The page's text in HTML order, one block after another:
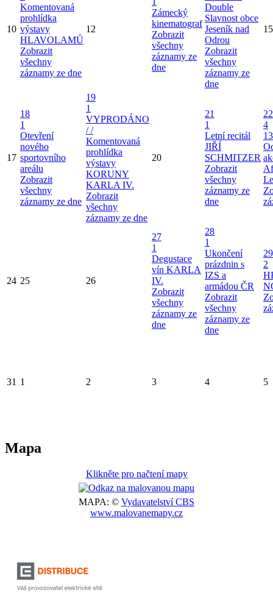
10
Komentovaná
prohlídka
výstavy
HLAVOLAMŮ
Zobrazit
všechny
záznamy ze dne
12
Zámecký
kinematograf
Zobrazit
všechny
záznamy ze
dne
Double
Slavnost obce
Jeseník nad
Odrou
Zobrazit
všechny
záznamy ze
dne
15
17
18
1
Otevření
nového
sportovního
areálu
Zobrazit
všechny
záznamy ze dne
19
1
VYPRODÁNO
/ /
Komentovaná
prohlídka
výstavy
KORUNY
KARLA IV.
Zobrazit
všechny
záznamy ze dne
20
21
1
Letní recitál
JIŘÍ
SCHMITZER
Zobrazit
všechny
záznamy ze
dne
22
4
24 25 26
27
1
Degustace
vín KARLA
IV.
Zobrazit
všechny
záznamy ze
dne
28
1
Ukončení
prázdnin s
IZS a
armádou ČR
Zobrazit
všechny
záznamy ze
dne
29
2
31 1 2 3 4 5
Mapa
Klikněte pro načtení mapy
MAPA: © Vydavatelství CBS
www.malovanemapy.cz